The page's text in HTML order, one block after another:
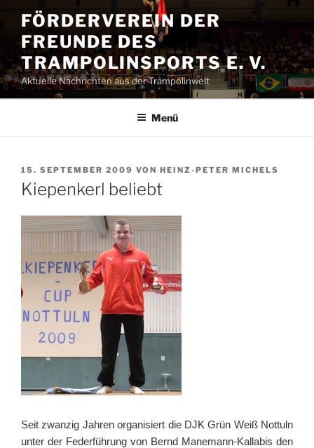
Inhalt
springen
FÖRDERVEREIN DER
FREUNDE DES
TRAMPOLINSPORTS E. V.
Aktuelle Nachrichten aus der Trampolinwelt
Menü
VERÖFFENTLICHT
AM
15. SEPTEMBER 2009 VON HEINZ-PETER MICHELS
Kiepenkerl beliebt
Seit zwanzig Jahren organisiert die DJK Grün Weiß Nottuln
unter der Federführung von Bernd Manemann-Kallabis den